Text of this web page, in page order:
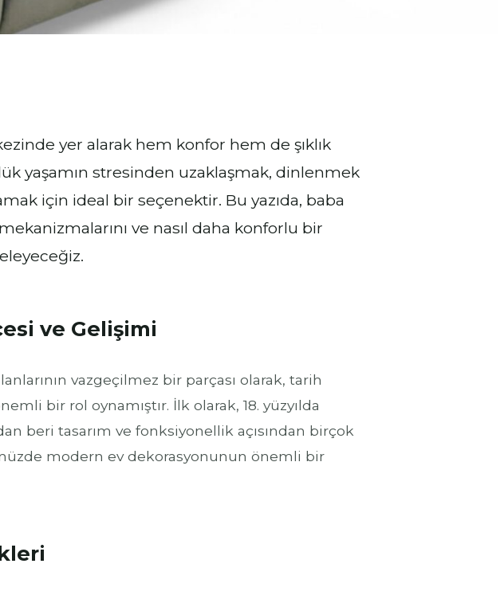
yer alarak hem konfor hem de şıklık
yaşamın stresinden uzaklaşmak, dinlenmek
için ideal bir seçenektir. Bu yazıda, baba
ve nasıl daha konforlu bir
ve Gelişimi
vazgeçilmez bir parçası olarak, tarih
bir rol oynamıştır. İlk olarak, 18. yüzyılda
beri tasarım ve fonksiyonellik açısından birçok
modern ev dekorasyonunun önemli bir